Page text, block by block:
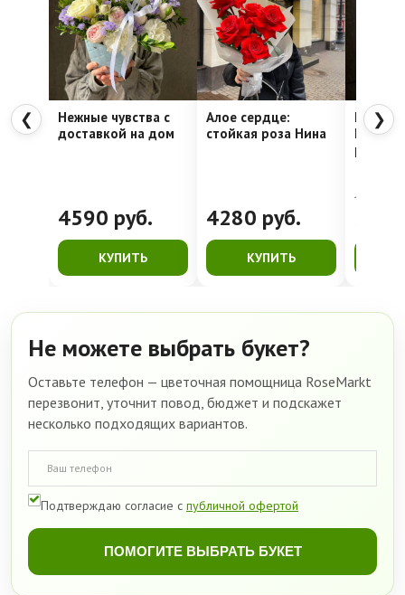
❮
Нежные чувства с
доставкой на дом
4590 руб.
КУПИТЬ
Алое сердце:
стойкая роза Нина
4280 руб.
КУПИТЬ
Недели
4762
❯
Не можете выбрать букет?
Оставьте телефон — цветочная помощница RoseMarkt
перезвонит, уточнит повод, бюджет и подскажет
несколько подходящих вариантов.
Подтверждаю согласие с публичной офертой
ПОМОГИТЕ ВЫБРАТЬ БУКЕТ